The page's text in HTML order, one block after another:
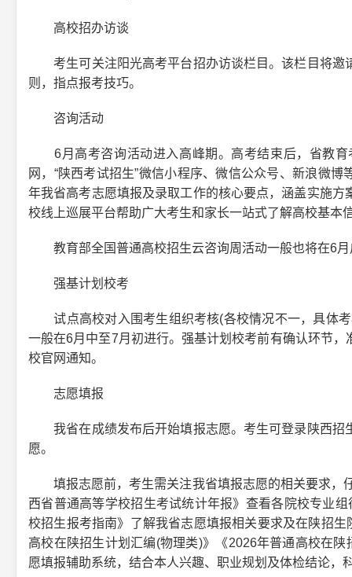
高校招办访谈
考生可关注阳光高考平台招办访谈栏目。该栏目将邀
则，指点报考技巧。
咨询活动
6月高考咨询活动进入高峰期。高考结束后，省教育
网，“陕西考试招生”微信小程序、微信公众号、新浪微
年我省高考志愿填报及录取工作的核心要点，涵盖实施
校线上巡展平台帮助广大考生和家长一站式了解高校基本
教育部全国普通高校招生云咨询周活动一般也将在6月
强基计划校考
试点高校对入围考生组织考核(各校情况不一，具体考
一般在6月中至7月初进行。强基计划校考前有确认环节
校官网通知。
志愿填报
我省在成绩发布后开始填报志愿。考生可登录陕西招
愿。
填报志愿前，考生需关注我省填报志愿的相关要求，
西省普通高等学校招生考试统计年报》查看各院校专业
校招生报考指南》了解我省志愿填报相关要求及在陕招
高校在陕招生计划汇编(物理类)》《2026年普通高校在
愿填报辅助系统，结合本人兴趣、职业规划及体检结论，